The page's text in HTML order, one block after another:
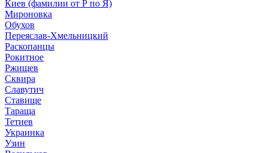
Киев (фамилии от Р по Я)
Мироновка
Обухов
Переяслав-Хмельницкий
Раскопанцы
Рокитное
Ржищев
Сквира
Славутич
Ставище
Тараща
Тетиев
Украинка
Узин